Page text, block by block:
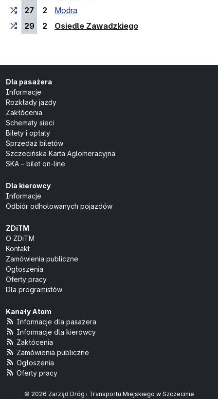
27
2
Modra
29
2 Osiedle Zawadzkiego(przystanek
Dla pasażera
Informacje
Rozkłady jazdy
Zakłócenia
Schematy sieci
Bilety i opłaty
Sprzedaż biletów
Szczecińska Karta Aglomeracyjna
SKA – bilet on-line
Dla kierowcy
Informacje
Odbiór odholowanych pojazdów
ZDiTM
O ZDiTM
Kontakt
Zamówienia publiczne
Ogłoszenia
Oferty pracy
Dla programistów
Kanały Atom
Informacje dla pasażera
Informacje dla kierowcy
Zakłócenia
Zamówienia publiczne
Ogłoszenia
Oferty pracy
© 2026 Zarząd Dróg i Transportu Miejskiego w Szczecinie